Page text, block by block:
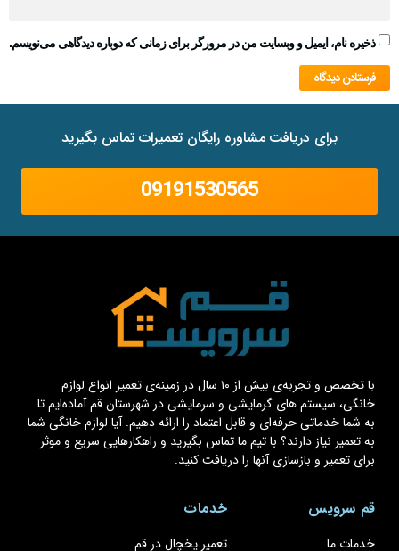
ذخیره نام، ایمیل و وبسایت من در مرورگر برای زمانی که دوباره دیدگاهی می‌نویسم.
برای دریافت مشاوره رایگان تعمیرات تماس بگیرید
09191530565
با تخصص و تجربه‌ی بیش از ۱۰ سال در زمینه‌ی تعمیر انواع لوازم
خانگی، سیستم های گرمایشی و سرمایشی در شهرستان قم آماده‌ایم تا
به شما خدماتی حرفه‌ای و قابل اعتماد را ارائه دهیم. آیا لوازم خانگی شما
به تعمیر نیاز دارند؟ با تیم ما تماس بگیرید و راهکارهایی سریع و موثر
برای تعمیر و بازسازی آنها را دریافت کنید.
قم سرویس
خدمات ما
خدمات
تعمیر یخچال در قم